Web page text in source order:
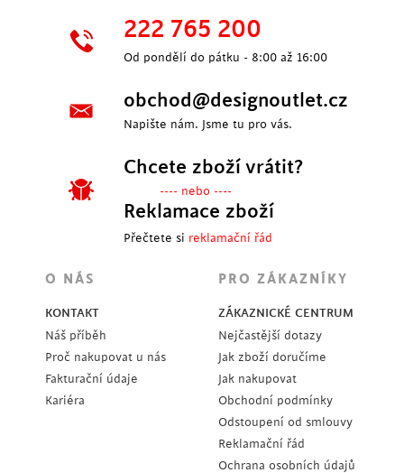
222 765 200
Od pondělí do pátku - 8:00 až 16:00
obchod@designoutlet.cz
Napište nám. Jsme tu pro vás.
Chcete zboží vrátit?
---- nebo ----
Reklamace zboží
Přečtete si reklamační řád
O NÁS
KONTAKT
Náš příběh
Proč nakupovat u nás
Fakturační údaje
Kariéra
PRO ZÁKAZNÍKY
ZÁKAZNICKÉ CENTRUM
Nejčastější dotazy
Jak zboží doručíme
Jak nakupovat
Obchodní podmínky
Odstoupení od smlouvy
Reklamační řád
Ochrana osobních údajů